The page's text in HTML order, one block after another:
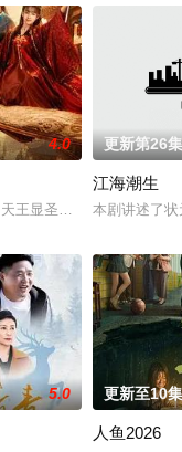
徐邵梁、孙希光和黄鹰等
：“江逾白，我喜欢你，
4.0
王显圣、少年失踪......长
更新第26集
江海潮生
本剧讲述了
5.0 更新至10集
人鱼2026